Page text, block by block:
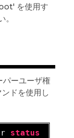
を使用す
ーユーザ権
ドを使用し
status